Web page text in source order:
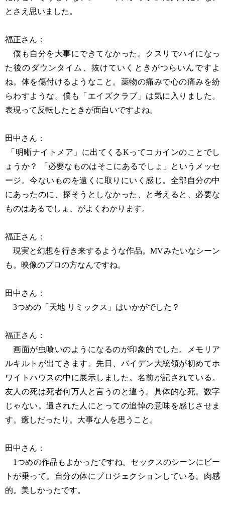
とさえ思いました。
福正さん：
僕も自分を大事にできてなかった。クスリでハイになっ
た後のダウンタイム、抜けていくときがつらいんですよ
ね。体を傷付けるようなこと。薬物の痛みで心の痛みを紛
らわすような。僕も「エイズクラブ」は気に入りました。
表現って反転したときが面白いですよね。
田中さん：
「明晰ナイトメア」に出てくるKってコカインのことでし
ょうか？ 「必要なものはそこにあるでしょ」というメッセ
ージ。今ないものを遠くに取りにいく感じ。全部自分の中
にあったのに、探そうとしなかった、と考えると、必要な
ものはあるでしょ、がよくわかります。
福正さん：
現実と幻想を行き来するような作品。MVみたいなシーン
も。映像のプロの方なんですね。
田中さん：
3つめの「天地 リミックス」はいかがでした？
福正さん：
画面が虫喰いのようになるのが印象的でした。メモリア
ルキルトが出てきます。先日、バイデン大統領が初めてホ
ワイトハウスの中に展示しました。名前が記されている。
友人の死は死者何万人と言うのと違う。具体的な死。数字
じゃない。遺された人にとっての追悼の意味を感じさせま
す。癒しだったり。大事な人を思うこと。
田中さん：
1つめの作品もよかったですね。セックスのシーンにビー
トが乗って。自分の体にプロジェクションしている。肉感
的。美しかったです。